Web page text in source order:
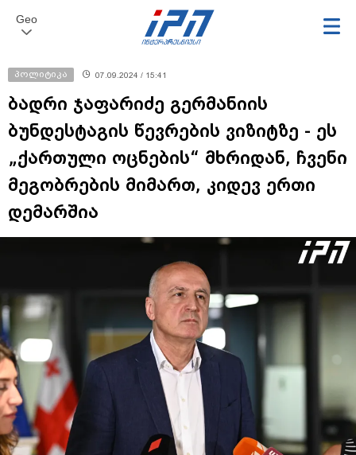
Geo
პოლიტიკა 07.09.2024 / 15:41
ბადრი ჯაფარიძე გერმანიის
ბუნდესტაგის წევრების ვიზიტზე - ეს
„ქართული ოცნების“ მხრიდან, ჩვენი
მეგობრების მიმართ, კიდევ ერთი
დემარშია